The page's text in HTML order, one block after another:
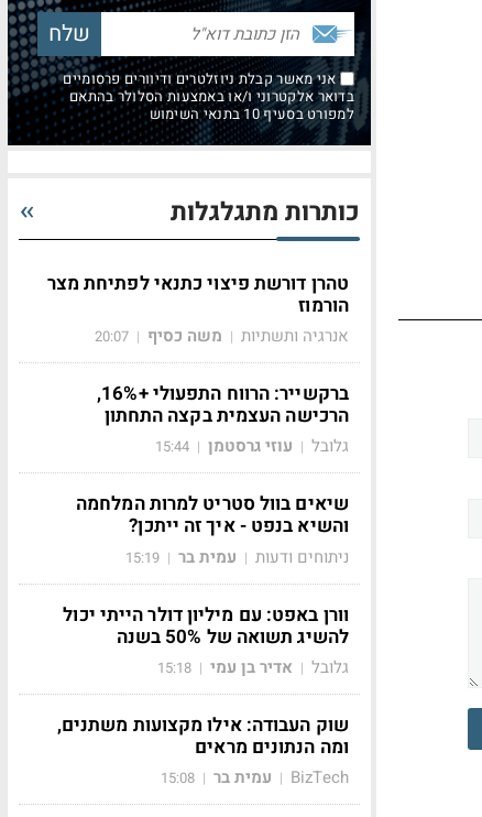
אני מאשר קבלת ניוזלטרים ודיוורים פרסומיים
בדואר אלקטרוני ו/או באמצעות הסלולר בהתאם
למפורט בסעיף 10 בתנאי השימוש
כותרות מתגלגלות
טהרן דורשת פיצוי כתנאי לפתיחת מצר
הורמוז
אנרגיה ותשתיות | משה כסיף |
20:07
ברקשייר: הרווח התפעולי +16%,
הרכישה העצמית בקצה התחתון
גלובל | עוזי גרסטמן |
15:44
שיאים בוול סטריט למרות המלחמה
והשיא בנפט - איך זה ייתכן?
ניתוחים ודעות | עמית בר |
15:19
וורן באפט: עם מיליון דולר הייתי יכול
להשיג תשואה של 50% בשנה
גלובל | אדיר בן עמי |
15:18
שוק העבודה: אילו מקצועות משתנים,
ומה הנתונים מראים
BizTech
| עמית בר |
15:08